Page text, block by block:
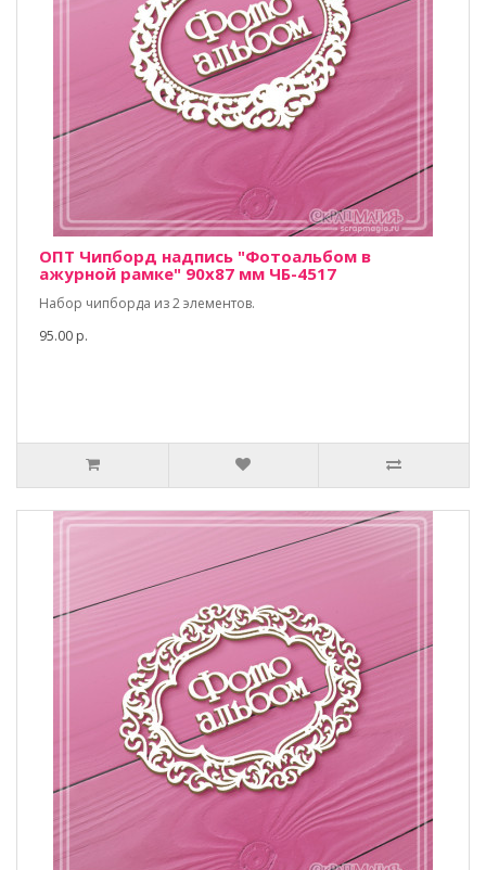
ОПТ Чипборд надпись "Фотоальбом в
ажурной рамке" 90х87 мм ЧБ-4517
Набор чипборда из 2 элементов.
95.00 р.